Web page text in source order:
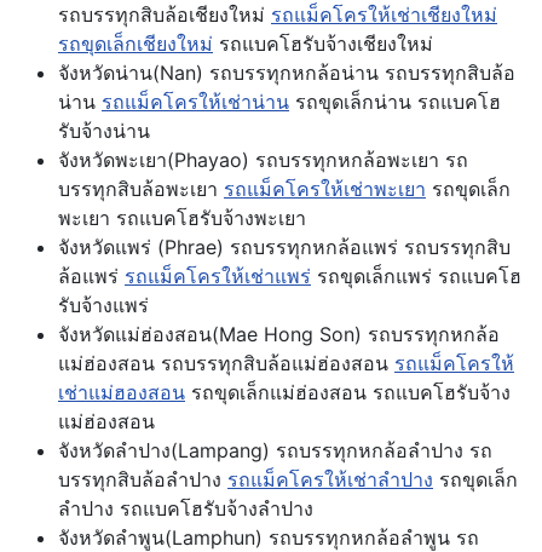
รถบรรทุกสิบล้อเชียงใหม่ รถแม็คโครให้เช่าเชียงใหม่
รถขุดเล็กเชียงใหม่ รถแบคโฮรับจ้างเชียงใหม่
จังหวัดน่าน(Nan) รถบรรทุกหกล้อน่าน รถบรรทุกสิบล้อ
น่าน รถแม็คโครให้เช่าน่าน รถขุดเล็กน่าน รถแบคโฮ
รับจ้างน่าน
จังหวัดพะเยา(Phayao) รถบรรทุกหกล้อพะเยา รถ
บรรทุกสิบล้อพะเยา รถแม็คโครให้เช่าพะเยา รถขุดเล็ก
พะเยา รถแบคโฮรับจ้างพะเยา
จังหวัดแพร่ (Phrae) รถบรรทุกหกล้อแพร่ รถบรรทุกสิบ
ล้อแพร่ รถแม็คโครให้เช่าแพร่ รถขุดเล็กแพร่ รถแบคโฮ
รับจ้างแพร่
จังหวัดแม่ฮ่องสอน(Mae Hong Son) รถบรรทุกหกล้อ
แม่ฮ่องสอน รถบรรทุกสิบล้อแม่ฮ่องสอน รถแม็คโครให้
เช่าแม่ฮองสอน รถขุดเล็กแม่ฮ่องสอน รถแบคโฮรับจ้าง
แม่ฮ่องสอน
จังหวัดลำปาง(Lampang) รถบรรทุกหกล้อลำปาง รถ
บรรทุกสิบล้อลำปาง รถแม็คโครให้เช่าลำปาง รถขุดเล็ก
ลำปาง รถแบคโฮรับจ้างลำปาง
จังหวัดลำพูน(Lamphun) รถบรรทุกหกล้อลำพูน รถ